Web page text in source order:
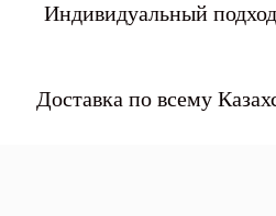
Индивидуальный
Доставка по всему